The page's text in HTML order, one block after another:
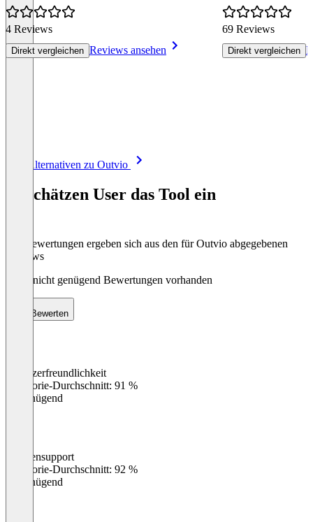
4 Reviews
Direkt vergleichen Reviews ansehen
69 Reviews
Direkt vergleichen
Alle Alternativen zu Outvio
So schätzen User das Tool ein
Die Bewertungen ergeben sich aus den für Outvio abgegebenen
Reviews
Noch nicht genügend Bewertungen vorhanden
Bewerten
Benutzerfreundlichkeit
Kategorie-Durchschnitt: 91 %
Ungenügend
Kundensupport
Kategorie-Durchschnitt: 92 %
Ungenügend